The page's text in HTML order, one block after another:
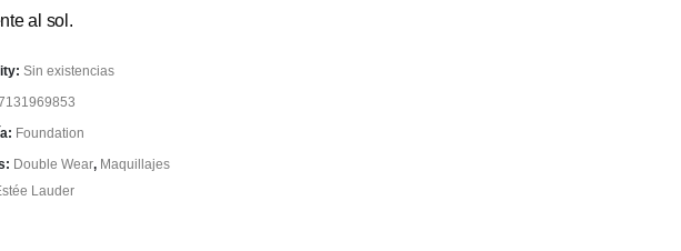
al sol.
Sin existencias
Foundation
Double Wear, Maquillajes
Lauder